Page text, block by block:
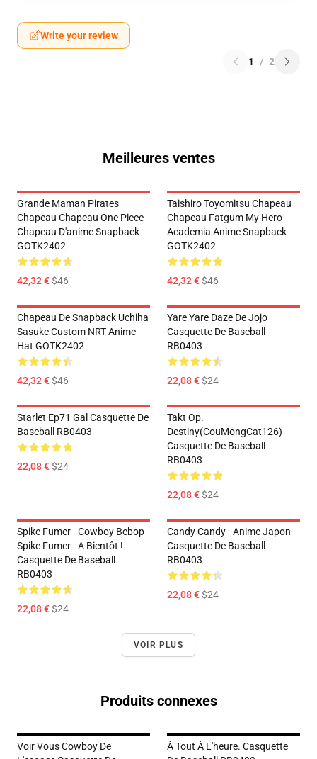
Write your review
1 / 2
Meilleures ventes
Grande Maman Pirates
Chapeau Chapeau One Piece
Chapeau D'anime Snapback
GOTK2402
42,32 €$46
Taishiro Toyomitsu Chapeau
Chapeau Fatgum My Hero
Academia Anime Snapback
GOTK2402
42,32 €$46
Chapeau De Snapback Uchiha
Sasuke Custom NRT Anime
Hat GOTK2402
42,32 €$46
Yare Yare Daze De Jojo
Casquette De Baseball
RB0403
22,08 €$24
Starlet Ep71 Gal Casquette De
Baseball RB0403
22,08 €$24
Takt Op.
Destiny(CouMongCat126)
Casquette De Baseball
RB0403
22,08 €$24
Spike Fumer - Cowboy Bebop
Spike Fumer - A Bientôt !
Casquette De Baseball
RB0403
22,08 €$24
Candy Candy - Anime Japon
Casquette De Baseball
RB0403
22,08 €$24
VOIR PLUS
Produits connexes
Voir Vous Cowboy De
À Tout À L'heure. Casquette